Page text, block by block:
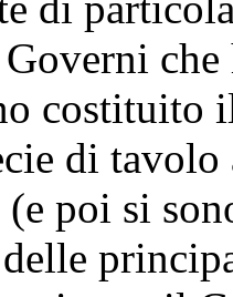
costituito
di
poi si